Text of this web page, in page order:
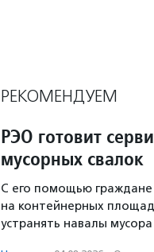
РЕКОМЕНДУЕМ
РЭО готовит
мусорных свалок
С его помощью
на контейнерных
устранять навалы